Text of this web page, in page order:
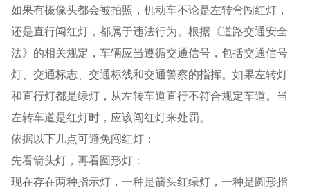
如果有摄像头都会被拍照，机动车不论是左转弯闯红灯，
还是直行闯红灯，都属于违法行为。根据《道路交通安全
法》的相关规定，车辆应当遵循交通信号，包括交通信号
灯、交通标志、交通标线和交通警察的指挥。如果左转灯
和直行灯都是绿灯，从左转车道直行不符合规定车道。当
左转车道是红灯时，应该闯红灯来处罚。
依据以下几点可避免闯红灯：
先看箭头灯，再看圆形灯：
现在存在两种指示灯，一种是箭头红绿灯，一种是圆形指